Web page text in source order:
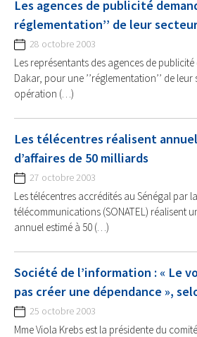
Les agences de publicité
réglementation’’ de leur
28 octobre 2003
Les représentants des agences de
Dakar, pour une ’’réglementation’’ de
opération (…)
Les télécentres réalisent
d’affaires de 50 milliards
27 octobre 2003
Les télécentres accrédités au Sénégal par
télécommunications (SONATEL) réalisent
annuel estimé à 50 (…)
Société de l’information : « Le
pas créer une dépendance »,
25 octobre 2003
Mme Viola Krebs est la présidente du